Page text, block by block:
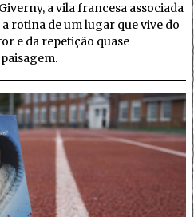
a vila francesa associada
rotina de um lugar que vive do
e da repetição quase